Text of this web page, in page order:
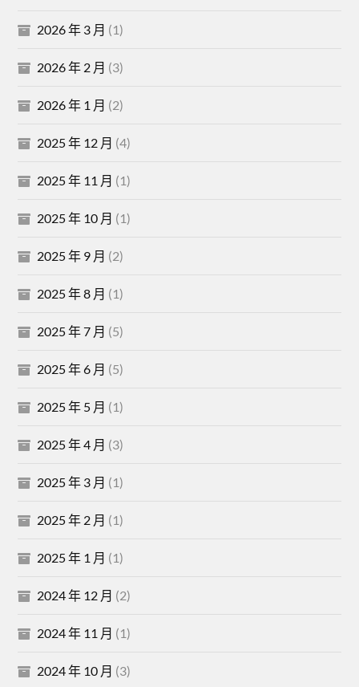
2026 年 3 月 (1)
2026 年 2 月 (3)
2026 年 1 月 (2)
2025 年 12 月 (4)
2025 年 11 月 (1)
2025 年 10 月 (1)
2025 年 9 月 (2)
2025 年 8 月 (1)
2025 年 7 月 (5)
2025 年 6 月 (5)
2025 年 5 月 (1)
2025 年 4 月 (3)
2025 年 3 月 (1)
2025 年 2 月 (1)
2025 年 1 月 (1)
2024 年 12 月 (2)
2024 年 11 月 (1)
2024 年 10 月 (3)